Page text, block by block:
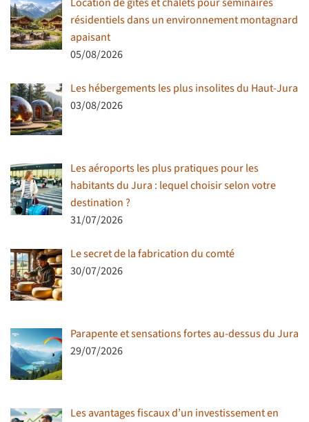
résidentiels dans un environnement montagnard
apaisant
05/08/2026
Les hébergements les plus insolites du Haut-Jura
03/08/2026
Les aéroports les plus pratiques pour les
habitants du Jura : lequel choisir selon votre
destination ?
31/07/2026
Le secret de la fabrication du comté
30/07/2026
Parapente et sensations fortes au-dessus du Jura
29/07/2026
Les avantages fiscaux d’un investissement en